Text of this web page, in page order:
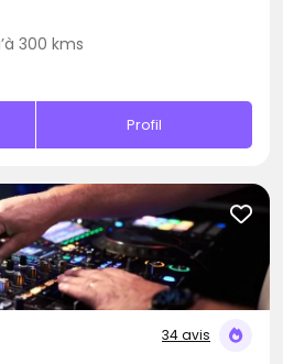
300 kms
Profil
34 avis